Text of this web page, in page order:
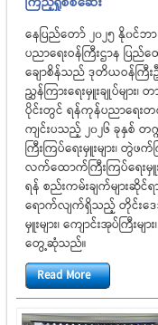
နေပြည်တော် ၂၀၂၅ နို၀င်ဘာ
ပညာရေးဝန်ကြီးဌာန ပြည်
ချောစိန်သည် ဒုတိယဝန်ကြီးဦ
ညွှန်ကြားရေးမှူးချုပ်များ
ပိုင်းတွင် ရန်ကုန်ပညာရေးတ
ကျင်းပသည့် ၂၀၂၆ ခုနှစ် တ
ကြီးကြပ်ရေးမှူးများ၊ တွဲဖက်
လက်ထောက်ကြီးကြပ်ရေးမှူး
ရန် စည်းကမ်းချက်များဆို
ရောက်လျက်ရှိသည့် တိုင်းဒေသ
မှူးများ၊ ကျောင်းအုပ်ကြီးမျ
တွေ့ဆုံသည်။
Read More